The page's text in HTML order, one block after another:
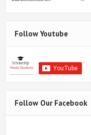
Follow Youtube
Follow Our Facebook